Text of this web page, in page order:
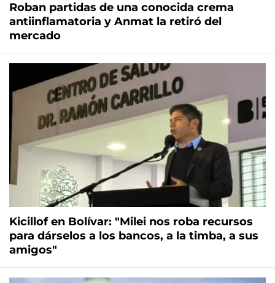
Roban partidas de una conocida crema
antiinflamatoria y Anmat la retiró del
mercado
Kicillof en Bolívar: "Milei nos roba recursos
para dárselos a los bancos, a la timba, a sus
amigos"